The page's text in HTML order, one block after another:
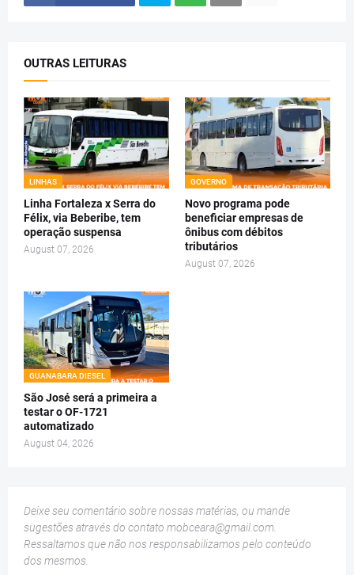
OUTRAS LEITURAS
LINHAS
Linha Fortaleza x Serra do
Félix, via Beberibe, tem
operação suspensa
August 07, 2026
GOVERNO
Novo programa pode
beneficiar empresas de
ônibus com débitos
tributários
August 07, 2026
GUANABARA DIESEL
São José será a primeira a
testar o OF-1721
automatizado
August 04, 2026
Deixe seu comentário sobre nossas matérias, ou mande
sugestões através do contato mobceara@gmail.com
Ressaltamos que não nos responsabilizamos pelo conteúdo
dos mesmos.